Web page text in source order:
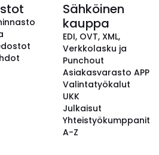
Sähköinen
kauppa
EDI, OVT, XML,
Verkkolasku ja
Punchout
Asiakasvarasto APP
Valintatyökalut
UKK
Julkaisut
Yhteistyökumppanit
A-Z